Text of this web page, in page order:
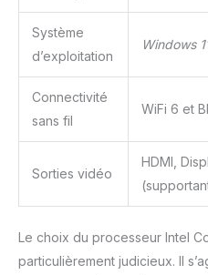
le
et
Système
d’exploitation
Windows
Connectivité
sans fil
WiFi 6 et
Sorties vidéo
HDMI,
Le choix du processeur Intel
particulièrement judicieux. Il